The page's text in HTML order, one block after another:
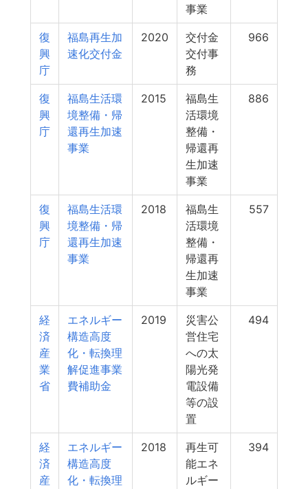
事業
復
興
庁
福島再生加
速化交付金
2020
交付金
交付事
務
966
復
興
庁
福島生活環
境整備・帰
還再生加速
事業
2015
福島生
活環境
整備・
帰還再
生加速
事業
886
復
興
庁
福島生活環
境整備・帰
還再生加速
事業
2018
福島生
活環境
整備・
帰還再
生加速
事業
557
経
済
産
業
省
エネルギー
構造高度
化・転換理
解促進事業
費補助金
2019
災害公
営住宅
への太
陽光発
電設備
等の設
置
494
経
済
産
エネルギー
構造高度
化・転換理
2018
再生可
能エネ
ルギー
394